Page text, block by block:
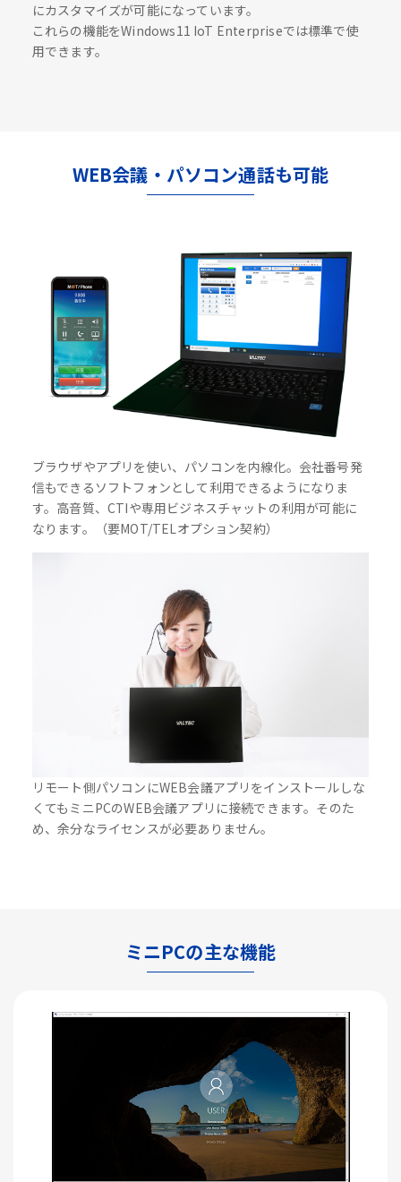
にカスタマイズが可能になっています。
これらの機能をWindows11 IoT Enterpriseでは標準で使
用できます。
WEB会議・パソコン通話も可能
ブラウザやアプリを使い、パソコンを内線化。会社番号発
信もできるソフトフォンとして利用できるようになりま
す。高音質、CTIや専用ビジネスチャットの利用が可能に
なります。（要MOT/TELオプション契約）
リモート側パソコンにWEB会議アプリをインストールしな
くてもミニPCのWEB会議アプリに接続できます。そのた
め、余分なライセンスが必要ありません。
ミニPCの主な機能